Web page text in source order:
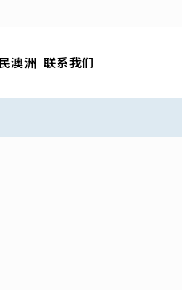
澳洲 联系我们